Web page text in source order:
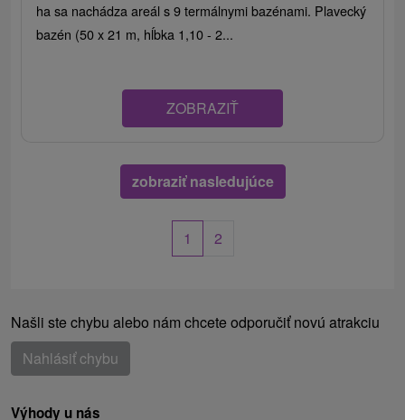
ha sa nachádza areál s 9 termálnymi bazénami. Plavecký
bazén (50 x 21 m, hĺbka 1,10 - 2...
ZOBRAZIŤ
zobraziť nasledujúce
1 2
Našli ste chybu alebo nám chcete odporučiť novú atrakciu
Nahlásiť chybu
Výhody u nás